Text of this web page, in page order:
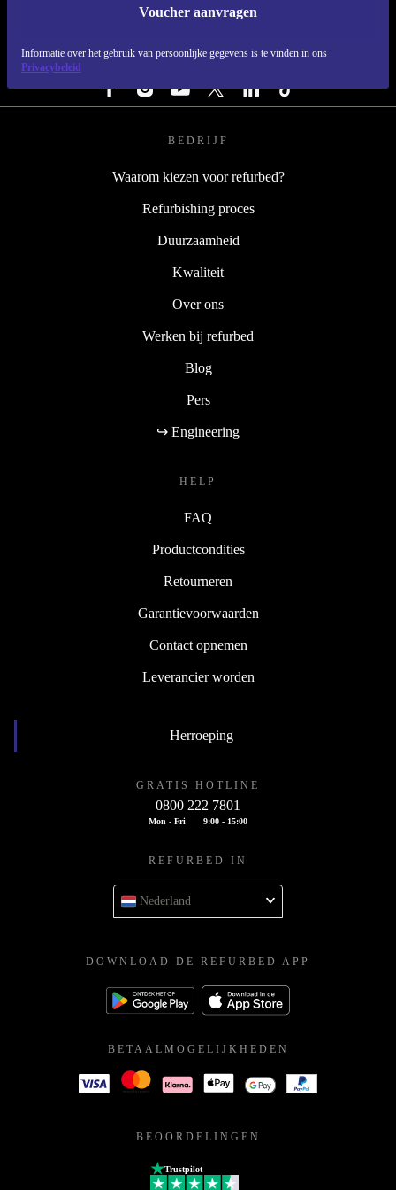
Voucher aanvragen
Informatie over het gebruik van persoonlijke gegevens is te vinden in ons
Privacybeleid
REFURBED NEDERLAND - RETHINK NEW.
VOLG ONS
BEDRIJF
Waarom kiezen voor refurbed?
Refurbishing proces
Duurzaamheid
Kwaliteit
Over ons
Werken bij refurbed
Blog
Pers
↪ Engineering
HELP
FAQ
Productcondities
Retourneren
Garantievoorwaarden
Contact opnemen
Leverancier worden
Herroeping
GRATIS HOTLINE
0800 222 7801
Mon - Fri 9:00 - 15:00
REFURBED IN
Nederland
DOWNLOAD DE REFURBED APP
BETAALMOGELIJKHEDEN
BEOORDELINGEN
Trustpilot